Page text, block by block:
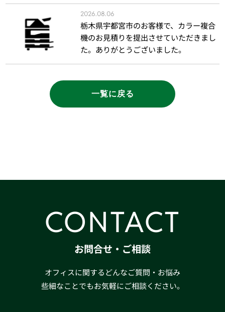
2026.08.06
栃木県宇都宮市のお客様で、カラー複合
機のお見積りを提出させていただきまし
た。ありがとうございました。
一覧に戻る
CONTACT
お問合せ・ご相談
オフィスに関するどんなご質問・お悩み
些細なことでもお気軽にご相談ください。